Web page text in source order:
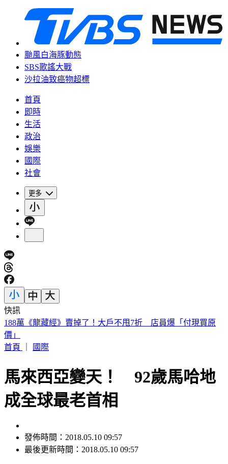
颱風白海豚動態
SBS歌謠大戰
沙拉油致癌物超標
首頁
即時
生活
政治
娛樂
國際
社會
更多
快訊
遠見天下創辦人高希均90歲辭世！「長壽5秘訣」曝 醫生也
認同
首頁
國際
馬來西亞變天！ 92歲馬哈地
成全球最老首相
發佈時間：2018.05.10 09:57
最後更新時間：2018.05.10 09:57